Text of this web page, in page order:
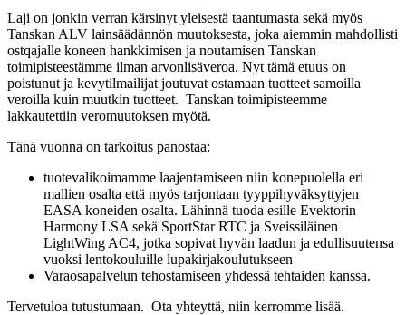
Laji on jonkin verran kärsinyt yleisestä taantumasta sekä myös
Tanskan ALV lainsäädännön muutoksesta, joka aiemmin mahdollisti
ostqajalle koneen hankkimisen ja noutamisen Tanskan
toimipisteestämme ilman arvonlisäveroa. Nyt tämä etuus on
poistunut ja kevytilmailijat joutuvat ostamaan tuotteet samoilla
veroilla kuin muutkin tuotteet. Tanskan toimipisteemme
lakkautettiin veromuutoksen myötä.
Tänä vuonna on tarkoitus panostaa:
tuotevalikoimamme laajentamiseen niin konepuolella eri
mallien osalta että myös tarjontaan tyyppihyväksyttyjen
EASA koneiden osalta. Lähinnä tuoda esille Evektorin
Harmony LSA sekä SportStar RTC ja Sveissiläinen
LightWing AC4, jotka sopivat hyvän laadun ja edullisuutensa
vuoksi lentokouluille lupakirjakoulutukseen
Varaosapalvelun tehostamiseen yhdessä tehtaiden kanssa.
Tervetuloa tutustumaan. Ota yhteyttä, niin kerromme lisää.